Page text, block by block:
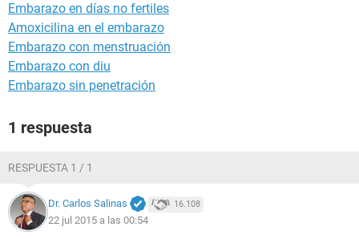
Embarazo en días no fertiles
Amoxicilina en el embarazo
Embarazo con menstruación
Embarazo con diu
Embarazo sin penetración
1 respuesta
RESPUESTA 1 / 1
Dr. Carlos Salinas 16.108
22 jul 2015 a las 00:54